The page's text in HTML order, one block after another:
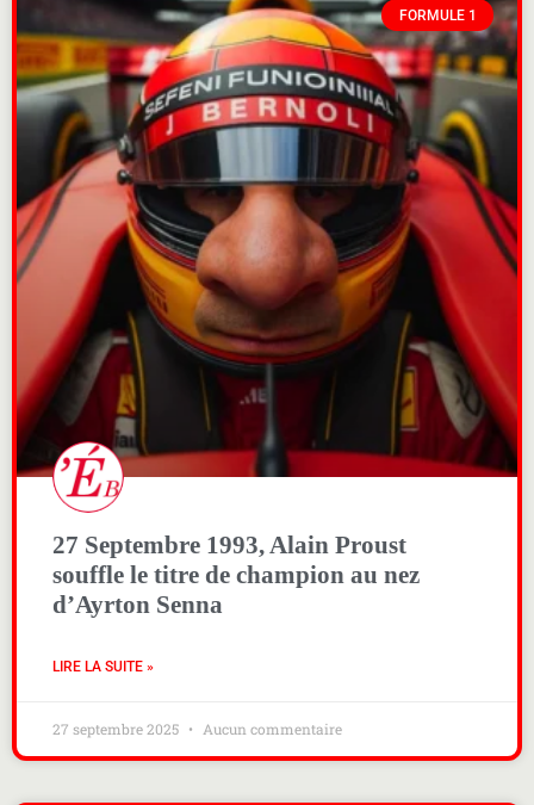
FORMULE 1
27 Septembre 1993, Alain Proust
souffle le titre de champion au nez
d’Ayrton Senna
LIRE LA SUITE »
27 septembre 2025 Aucun commentaire